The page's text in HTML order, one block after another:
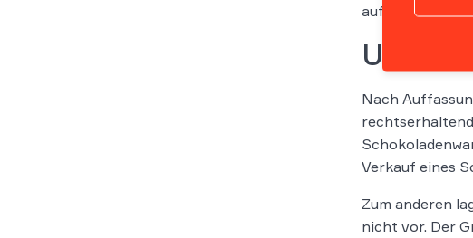
aufgewiesen.
Urteil
Nach
Verkauf eines
Zum anderen
nicht vor. Der